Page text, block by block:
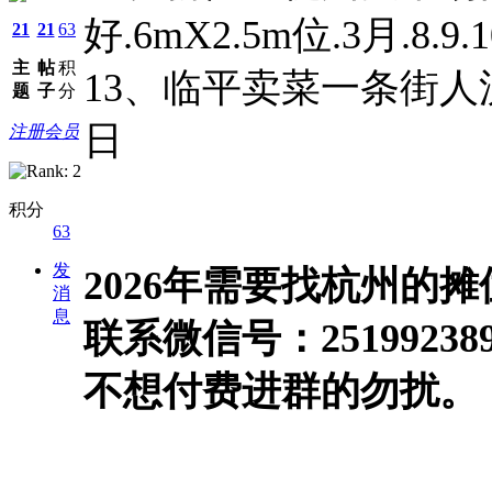
21
主
题
21
帖
子
63
积
分
注册会员
积分
63
发
消
息
好.6mX2.5m位.3月
13、临平卖菜一条街
日
2026年需要找杭州的
联系微信号：
不想付费进群的勿扰。